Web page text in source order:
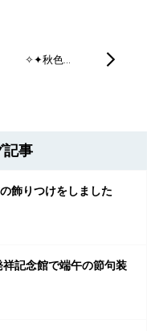
✧✦秋色…
記事
飾りつけをしました
記念館で端午の節句装